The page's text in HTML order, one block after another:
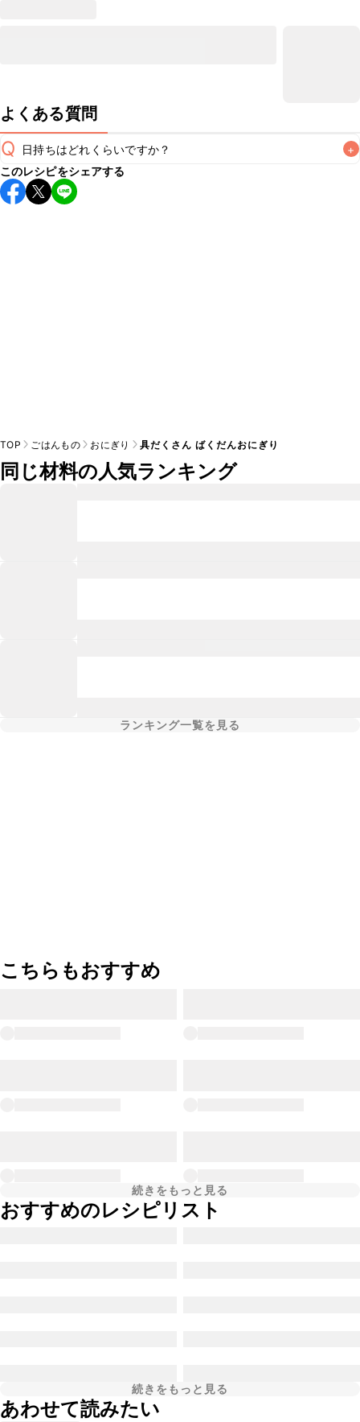
よくある質問
Q 日持ちはどれくらいですか？ +
保存期間は冷蔵で当日中が目安です。なるべくお早めにお召
し上がりください。
このレシピをシェアする
TOP ごはんもの おにぎり 具だくさん ばくだんおにぎり
同じ材料の人気ランキング
ランキング一覧を見る
こちらもおすすめ
続きをもっと見る
おすすめのレシピリスト
続きをもっと見る
あわせて読みたい